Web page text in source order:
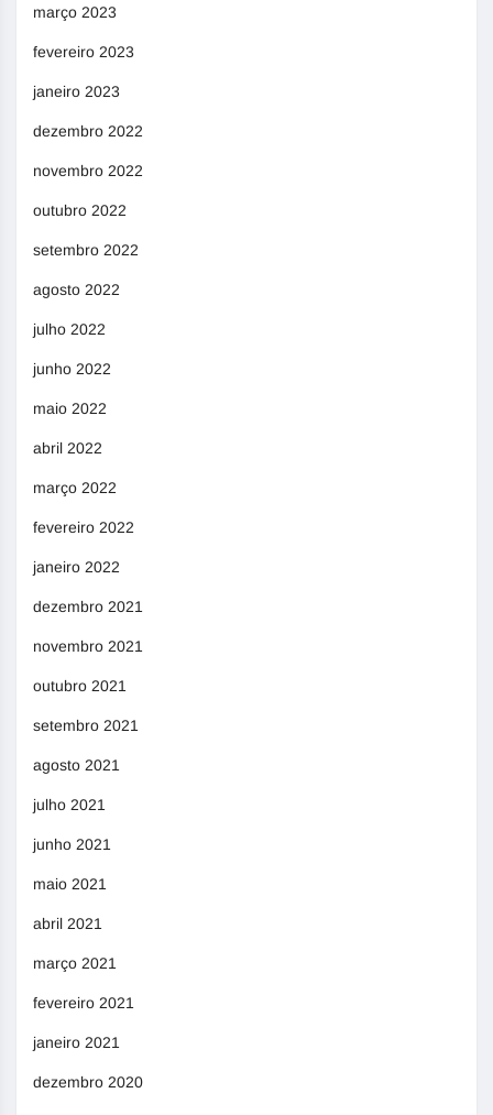
março 2023
fevereiro 2023
janeiro 2023
dezembro 2022
novembro 2022
outubro 2022
setembro 2022
agosto 2022
julho 2022
junho 2022
maio 2022
abril 2022
março 2022
fevereiro 2022
janeiro 2022
dezembro 2021
novembro 2021
outubro 2021
setembro 2021
agosto 2021
julho 2021
junho 2021
maio 2021
abril 2021
março 2021
fevereiro 2021
janeiro 2021
dezembro 2020